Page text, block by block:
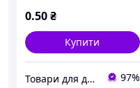
0.50 ₴
Купити
Товари для дому! 97%